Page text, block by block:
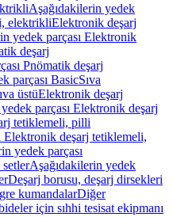
Aşağıdakilerin yedek
elektrikliElektronik deşarj
yedek parçası Elektronik
deşarj
Pnömatik deşarj
parçası BasicSıva
üstüElektronik deşarj
parçası Elektronik deşarj
tetiklemeli, pilli
Elektronik deşarj tetiklemeli,
yedek parçası
Aşağıdakilerin yedek
Deşarj borusu, deşarj dirsekleri
kumandalarDiğer
için sıhhi tesisat ekipmanı